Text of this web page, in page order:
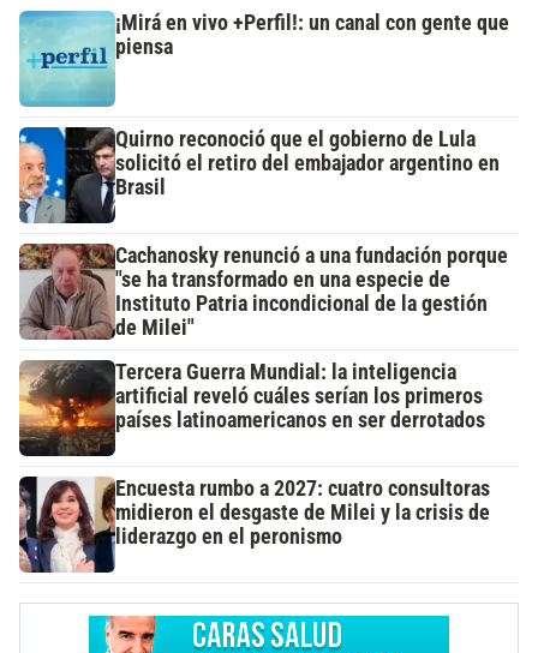
¡Mirá en vivo +Perfil!: un canal con gente que
piensa
Quirno reconoció que el gobierno de Lula
solicitó el retiro del embajador argentino en
Brasil
Cachanosky renunció a una fundación porque
"se ha transformado en una especie de
Instituto Patria incondicional de la gestión
de Milei"
Tercera Guerra Mundial: la inteligencia
artificial reveló cuáles serían los primeros
países latinoamericanos en ser derrotados
Encuesta rumbo a 2027: cuatro consultoras
midieron el desgaste de Milei y la crisis de
liderazgo en el peronismo